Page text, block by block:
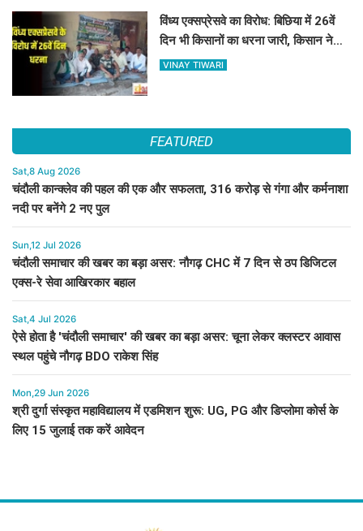
विंध्य एक्सप्रेसवे का विरोध: बिछिया में 26वें
दिन भी किसानों का धरना जारी, किसान नेता
5 दिनों से नजरबंद
VINAY TIWARI
FEATURED
Sat,8 Aug 2026
चंदौली कान्क्लेव की पहल की एक और सफलता, 316 करोड़ से गंगा और कर्मनाशा
नदी पर बनेंगे 2 नए पुल
Sun,12 Jul 2026
चंदौली समाचार की खबर का बड़ा असर: नौगढ़ CHC में 7 दिन से ठप डिजिटल
एक्स-रे सेवा आखिरकार बहाल
Sat,4 Jul 2026
ऐसे होता है 'चंदौली समाचार' की खबर का बड़ा असर: चूना लेकर क्लस्टर आवास
स्थल पहुंचे नौगढ़ BDO राकेश सिंह
Mon,29 Jun 2026
श्री दुर्गा संस्कृत महाविद्यालय में एडमिशन शुरू: UG, PG और डिप्लोमा कोर्स के
लिए 15 जुलाई तक करें आवेदन